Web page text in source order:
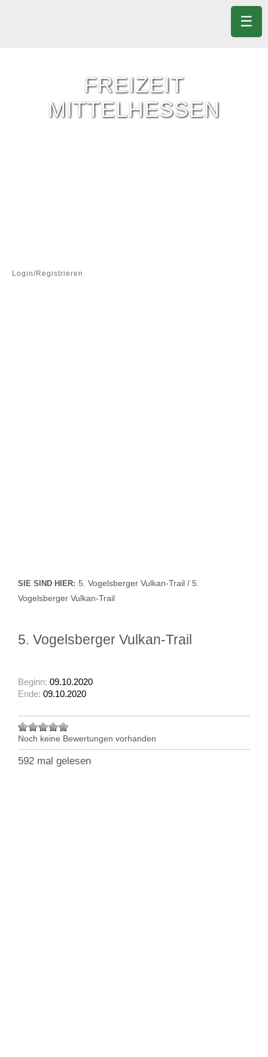
FREIZEIT
MITTELHESSEN
Login/Registrieren
SIE SIND HIER: 5. Vogelsberger Vulkan-Trail / 5.
Vogelsberger Vulkan-Trail
5. Vogelsberger Vulkan-Trail
Beginn: 09.10.2020
Ende: 09.10.2020
Noch keine Bewertungen vorhanden
592 mal gelesen
☰